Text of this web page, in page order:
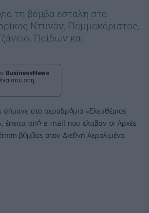
τη βόμβα εστάλη στα
Ντυνάν, Παμμακάριστος,
Παίδων και
BusinessNews
σου στη
σήμανε στο αεροδρόμιο «Ελευθέριος
έπειτα από e-mail που έλαβαν οι Αρχές
βόμβας στον Διεθνή Αερολιμένα